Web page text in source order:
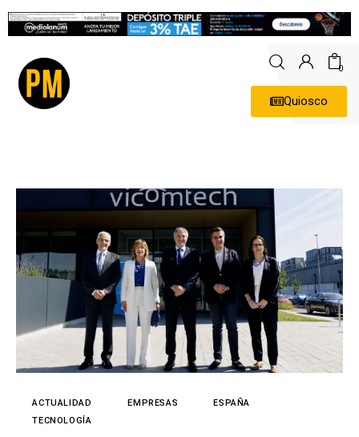
0
Quiosco
Economía
Empresas
Entrevistas
Expertos
Tecnología
Cultura
ACTUALIDAD EMPRESAS
ESPAÑA
TECNOLOGÍA